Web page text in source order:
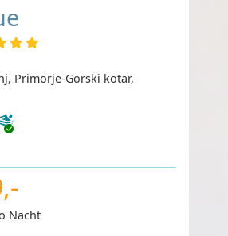
Primorje-Gorski kotar,
Nacht